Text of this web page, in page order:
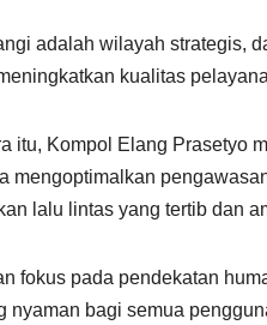
adalah wilayah strategis,
kualitas
itu, Kompol Elang Prasetyo
mengoptimalkan
lalu lintas yang tertib dan
fokus pada pendekatan
nyaman bagi semua